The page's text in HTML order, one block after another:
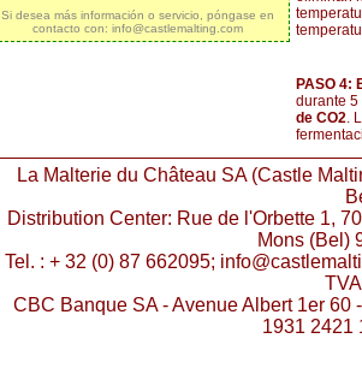
Si desea más información o servicio, póngase en
contacto con: info@castlemalting.com
PASO 4:
durante
de CO2.
La Malterie du Château SA (Castle
Distribution Center: Rue de l'Orbette 1,
Mons (Bel)
Tel. : + 32 (0) 87 662095;
CBC Banque SA - Avenue Albert 1er 60
1931 2421